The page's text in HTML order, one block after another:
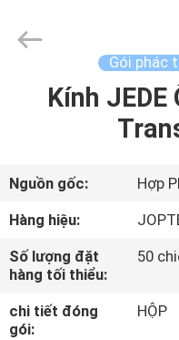
NHÀ
PHẨM
VỀ
CHÚNG
TÔI
Gói phác
Kính
Nguồn gốc:
Hợp
Hàng hiệu:
Số lượng đặt
hàng tối thiểu:
50
chi tiết đóng
gói:
HỘP